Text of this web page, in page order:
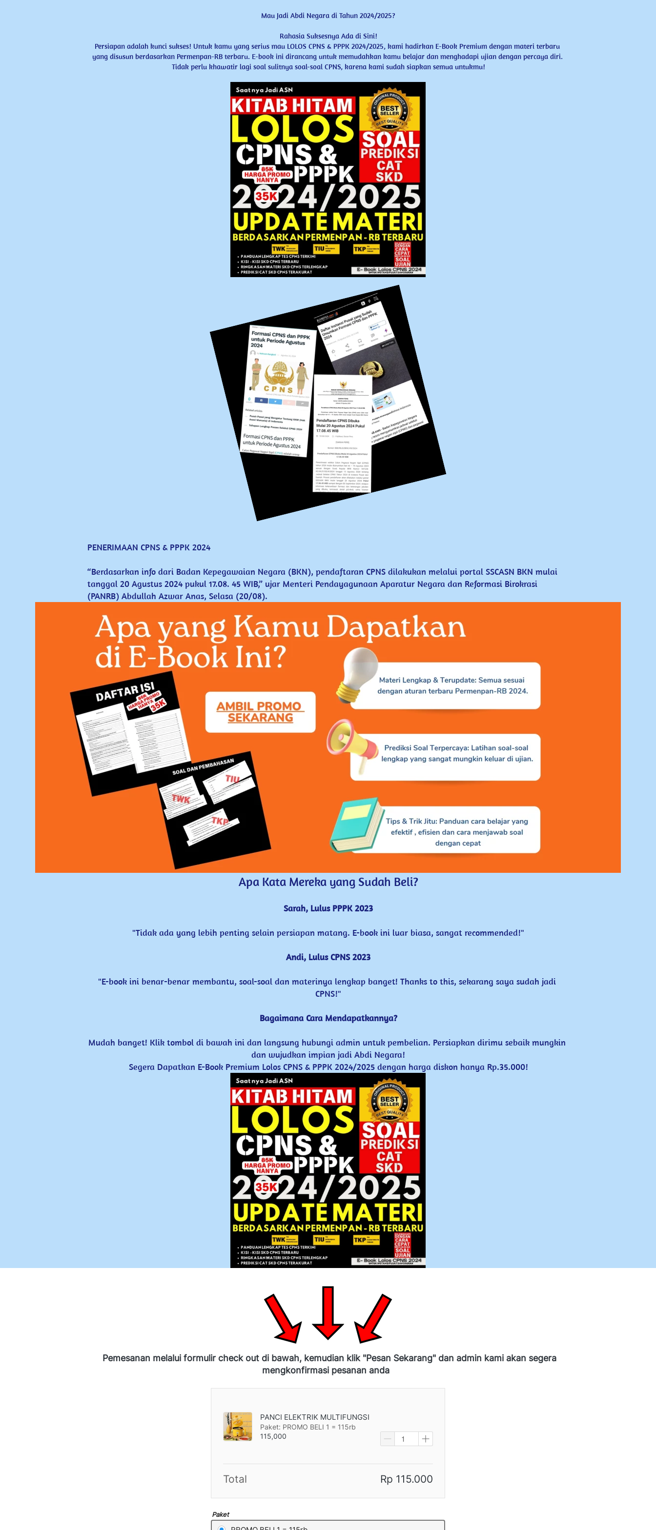
Mau Jadi Abdi Negara di ​Tahun 2024/2025?
Rahasia Suksesnya Ada di Sini!
Persiapan adalah kunci sukses! Untuk ​kamu yang serius mau LOLOS CPNS & ​PPPK 2024/2025, kami hadirkan E-Book ​Premium dengan materi terbaru
yang ​disusun berdasarkan Permenpan-RB ​terbaru. E-book ini dirancang untuk ​memudahkan kamu belajar dan ​menghadapi ujian dengan percaya diri. ​
Tidak perlu khawatir lagi soal sulitnya ​soal-soal CPNS, karena kami sudah ​siapkan semua untukmu!
PENERIMAAN ​CPNS & PPPK 2024
“Berdasarkan info dari Badan ​Kepegawaian Negara (BKN), ​pendaftaran CPNS dilakukan ​melalui portal SSCASN BKN mulai ​
tanggal 20 Agustus 2024 pukul ​17.08. 45 WIB,” ujar Menteri ​Pendayagunaan Aparatur Negara ​dan Reformasi Birokrasi
(PANRB) ​Abdullah Azwar Anas, Selasa ​(20/08).
Apa Kata Mereka yang Sudah Beli?
Sarah, Lulus PPPK 2023
"Tidak ada yang lebih ​penting selain ​persiapan matang. E-​book ini luar biasa, ​sangat recommended!"
Andi, Lulus CPNS 2023
"E-book ini benar-benar ​membantu, soal-soal ​dan materinya lengkap ​banget! Thanks to this, ​sekarang saya sudah ​jadi
CPNS!"
Bagaimana Cara ​Mendapatkannya?
Mudah banget! Klik tombol di bawah ini ​dan langsung hubungi admin untuk ​pembelian. Persiapkan dirimu sebaik ​mungkin
dan wujudkan impian jadi ​Abdi Negara!
Segera Dapatkan E-Book Premium Lolos ​CPNS & PPPK 2024/2025 dengan harga ​diskon hanya Rp.35.000!
Pemesanan melalui formulir check out di bawah, kemudian klik "Pesan Sekarang" dan admin kami akan segera
mengkonfirmasi pesanan anda
Paket
PANCI ELEKTRIK MULTIFUNGSI
Paket: PROMO BELI 1 = 115rb
115,000
Total Rp 115.000